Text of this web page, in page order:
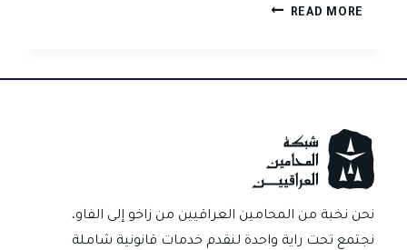
READ MORE خدمات
ومتكاملة
وجميع
المحافظات
نحن نخبة من المحامين العراقيين من زاخو إلى الفاو،
نجتمع تحت راية واحدة لنقدم خدمات قانونية شاملة